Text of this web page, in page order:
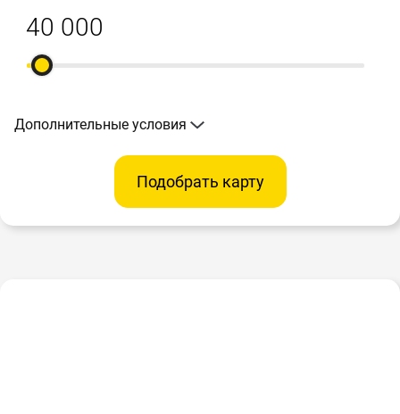
Дополнительные условия
Подобрать карту